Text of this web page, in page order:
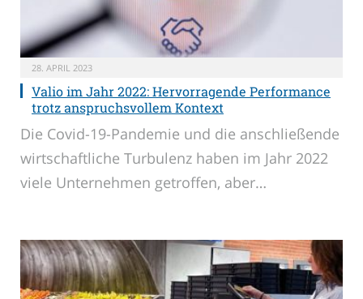
28. APRIL 2023
Valio im Jahr 2022: Hervorragende Performance
trotz anspruchsvollem Kontext
Die Covid-19-Pandemie und die anschließende
wirtschaftliche Turbulenz haben im Jahr 2022
viele Unternehmen getroffen, aber…